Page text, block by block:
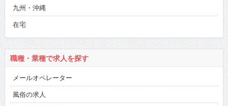
九州・沖縄
在宅
職種・業種で求人を探す
メールオペレーター
風俗の求人